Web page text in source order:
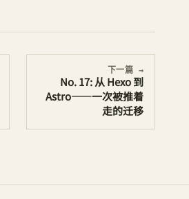
下一篇 →
No. 17: 从 Hexo 到
Astro——一次被推着
走的迁移